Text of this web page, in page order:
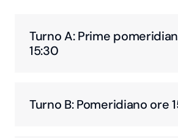
Turno A: Prime
15:30
Turno B: Pomeridiano ore